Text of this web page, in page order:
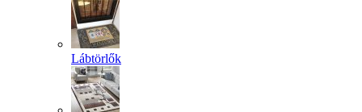
Lábtörlők